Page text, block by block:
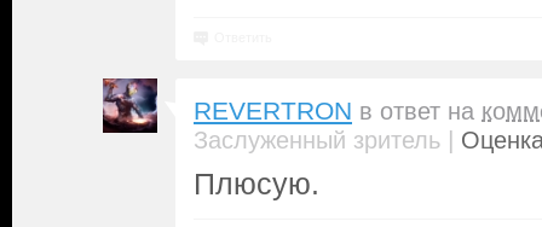
REVERTRON в ответ на
Заслуженный зритель |
Плюсую.